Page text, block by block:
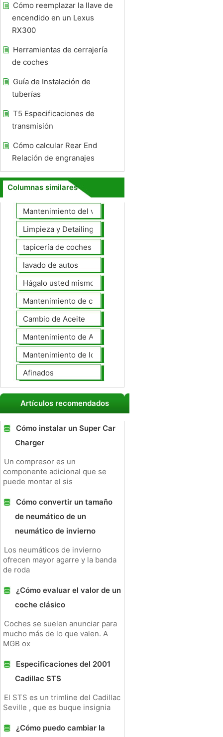
Cómo reemplazar la llave de
encendido en un Lexus
RX300
Herramientas de cerrajería
de coches
Guía de Instalación de
tuberías
T5 Especificaciones de
transmisión
Cómo calcular Rear End
Relación de engranajes
Columnas similares
Mantenimiento del vehículo
Limpieza y Detailing
tapicería de coches
lavado de autos
Hágalo usted mismo Mantenimiento de Automotores
Mantenimiento de coches General
Cambio de Aceite
Mantenimiento de Automotores Profesional
Mantenimiento de los neumáticos
Afinados
Artículos recomendados
Cómo instalar un Super Car
Charger
Un compresor es un
componente adicional que se
puede montar el sis
Cómo convertir un tamaño
de neumático de un
neumático de invierno
Los neumáticos de invierno
ofrecen mayor agarre y la banda
de roda
¿Cómo evaluar el valor de un
coche clásico
Coches se suelen anunciar para
mucho más de lo que valen. A
MGB ox
Especificaciones del 2001
Cadillac STS
El STS es un trimline del Cadillac
Seville , que es buque insignia
¿Cómo puedo cambiar la